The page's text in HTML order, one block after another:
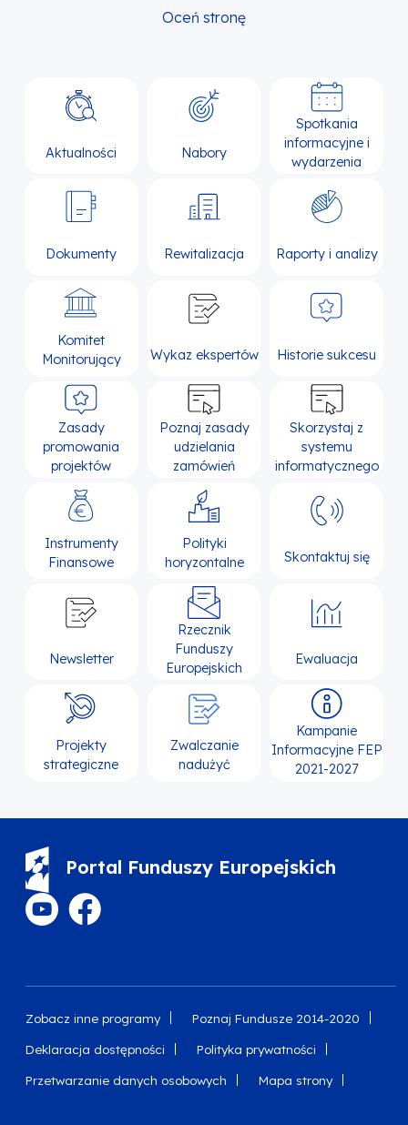
Oceń stronę
Aktualności Nabory
Spotkania
informacyjne i
wydarzenia
Dokumenty Rewitalizacja Raporty i analizy
Komitet
Monitorujący
Wykaz ekspertów Historie sukcesu
Zasady
promowania
projektów
Poznaj zasady
udzielania
zamówień
Skorzystaj z
systemu
informatycznego
Instrumenty
Finansowe
Polityki
horyzontalne
Skontaktuj się
Newsletter
Rzecznik
Funduszy
Europejskich
Ewaluacja
Projekty
strategiczne
Zwalczanie
nadużyć
Kampanie
Informacyjne FEP
2021-2027
Portal Funduszy Europejskich
Zobacz inne programy Poznaj Fundusze 2014-2020
Deklaracja dostępności Polityka prywatności
Przetwarzanie danych osobowych Mapa strony